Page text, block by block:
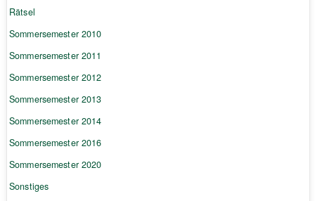
Rätsel
Sommersemester 2010
Sommersemester 2011
Sommersemester 2012
Sommersemester 2013
Sommersemester 2014
Sommersemester 2016
Sommersemester 2020
Sonstiges